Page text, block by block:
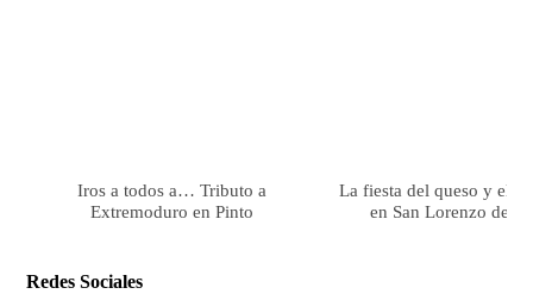
Iros a todos a… Tributo a
Extremoduro en Pinto
La fiesta del queso y el
en San Lorenzo de
Redes Sociales